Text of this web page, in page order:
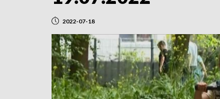
2022-07-18